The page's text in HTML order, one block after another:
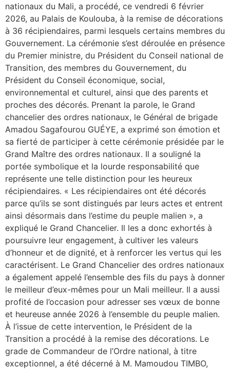
nationaux du Mali, a procédé, ce vendredi 6 février
2026, au Palais de Koulouba, à la remise de décorations
à 36 récipiendaires, parmi lesquels certains membres du
Gouvernement. La cérémonie s’est déroulée en présence
du Premier ministre, du Président du Conseil national de
Transition, des membres du Gouvernement, du
Président du Conseil économique, social,
environnemental et culturel, ainsi que des parents et
proches des décorés. Prenant la parole, le Grand
chancelier des ordres nationaux, le Général de brigade
Amadou Sagafourou GUÉYE, a exprimé son émotion et
sa fierté de participer à cette cérémonie présidée par le
Grand Maître des ordres nationaux. Il a souligné la
portée symbolique et la lourde responsabilité que
représente une telle distinction pour les heureux
récipiendaires. « Les récipiendaires ont été décorés
parce qu’ils se sont distingués par leurs actes et entrent
ainsi désormais dans l’estime du peuple malien », a
expliqué le Grand Chancelier. Il les a donc exhortés à
poursuivre leur engagement, à cultiver les valeurs
d’honneur et de dignité, et à renforcer les vertus qui les
caractérisent. Le Grand Chancelier des ordres nationaux
a également appelé l’ensemble des fils du pays à donner
le meilleur d’eux-mêmes pour un Mali meilleur. Il a aussi
profité de l’occasion pour adresser ses vœux de bonne
et heureuse année 2026 à l’ensemble du peuple malien.
À l’issue de cette intervention, le Président de la
Transition a procédé à la remise des décorations. Le
grade de Commandeur de l’Ordre national, à titre
exceptionnel, a été décerné à M. Mamoudou TIMBO,